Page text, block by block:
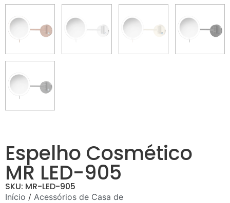
Espelho Cosmético
MR LED-905
SKU: MR-LED-905
Início / Acessórios de Casa de